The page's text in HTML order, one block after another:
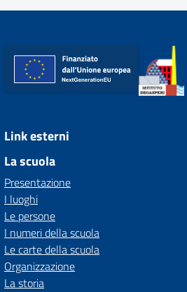
Link esterni
La scuola
Presentazione
I luoghi
Le persone
I numeri della scuola
Le carte della scuola
Organizzazione
La storia